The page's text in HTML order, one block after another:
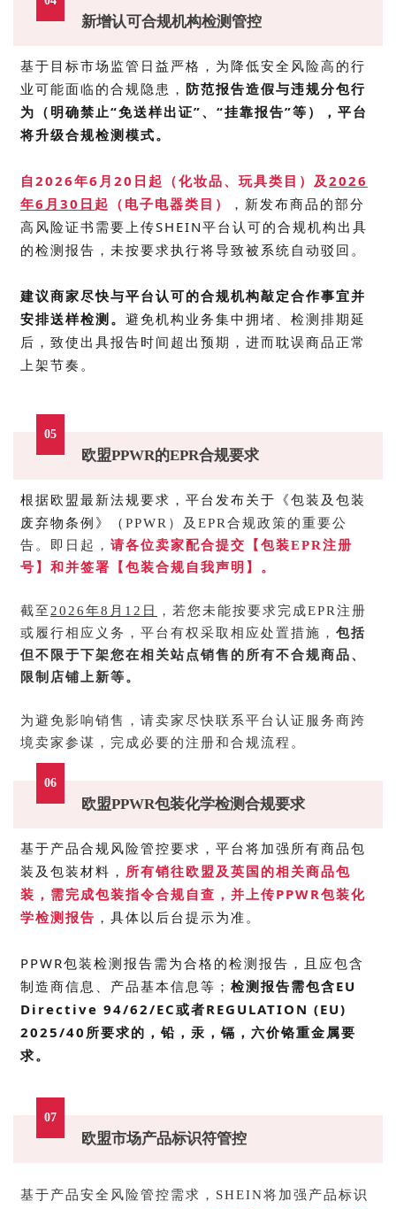
新增认可合规机构检测管控
基于目标市场监管日益严格，为降低安全风险高的行
业可能面临的合规隐患， 防范报告造假与违规分包行
为（明确禁止“免送样出证”、“挂靠报告”等），平台
将升级合规检测模式。
自2026年6月20日起（化妆品、玩具类目）及 2026
年6月30日 起（电子电器类目）
，新发布商品的部分
高风险证书需要上传SHEIN平台认可的合规机构出具
的检测报告，未按要求执行将导致被系统自动驳回。
建议商家尽快与平台认可的合规机构敲定合作事宜并
安排送样检测。 避免机构业务集中拥堵、检测排期延
后，致使出具报告时间超出预期，进而耽误商品正常
上架节奏。
05
欧盟PPWR的EPR合规要求
根据欧盟最新法规要求，平台发布关于《包装及包装
废弃物条例》（ PPWR ）及EPR合规政策的重要公
告。即日起， 请各位卖家配合提交【包装EPR注册
号】和并签署【包装合规自我声明】。
截至 2026年8月12日
，若您未能按要求完成EPR注册
或履行相应义务，平台有权采取相应处置措施， 包括
但不限于下架您在相关站点销售的所有不合规商品、
限制店铺上新等。
为避免影响销售，请卖家尽快联系平台认证服务商跨
境卖家参谋，完成必要的注册和合规流程。
06
欧盟PPWR包装化学检测合规要求
基于产品合规风险管控要求，平台将加强所有商品包
装及包装材料， 所有销往欧盟及英国的相关商品包
装，需完成包装指令合规自查，并上传PPWR包装化
学检测报告 ，具体以后台提示为准。
PPWR包装检测报告需为合格的检测报告，且应包含
制造商信息、产品基本信息等； 检测报告需包含EU
Directive 94/62/EC或者REGULATION (EU)
2025/40所要求的，铅，汞，镉，六价铬重金属要
求。
07
欧盟市场产品标识符管控
基于产品安全风险管控需求， SHEIN将加强产品标识